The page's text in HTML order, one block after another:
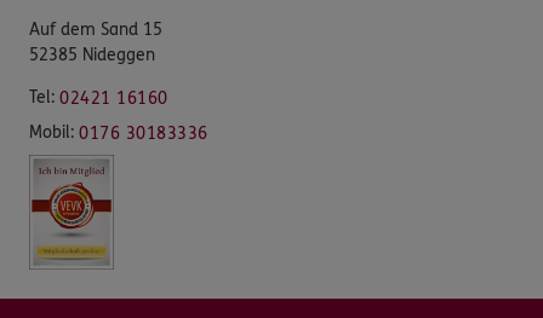
Auf dem Sand 15
52385 Nideggen
Tel: 02421 16160
Mobil: 0176 30183336